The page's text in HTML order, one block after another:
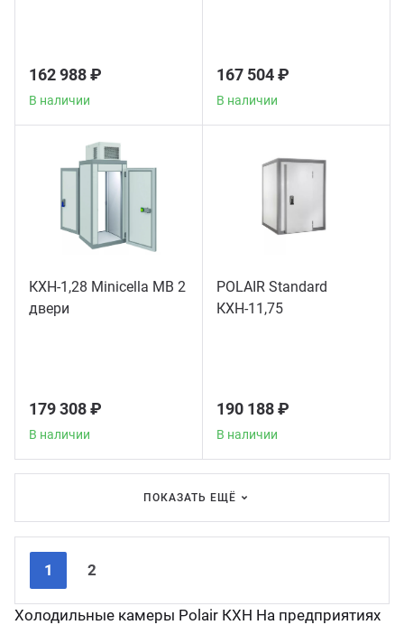
162 988 ₽
В наличии
167 504 ₽
В наличии
КХН-1,28 Minicella МB 2
двери
179 308 ₽
В наличии
POLAIR Standard
КХН-11,75
190 188 ₽
В наличии
ПОКАЗАТЬ ЕЩЁ
1 2
Холодильные камеры Polair КХН На предприятиях